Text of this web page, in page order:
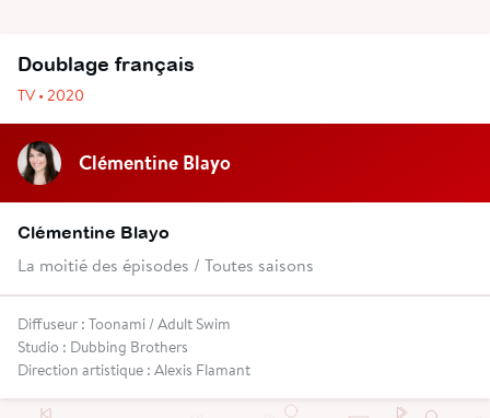
Doublage français
TV • 2020
Clémentine Blayo
Clémentine Blayo
La moitié des épisodes / Toutes saisons
Diffuseur : Toonami / Adult Swim
Studio : Dubbing Brothers
Direction artistique : Alexis Flamant